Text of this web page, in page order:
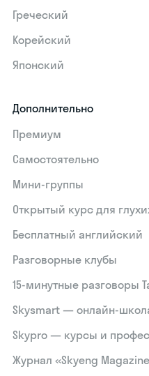
Греческий
Корейский
Японский
Дополнительно
Премиум
Самостоятельно
Мини-группы
Открытый курс для
Бесплатный английский
Разговорные клубы
15‑минутные разговоры
Skysmart — онлайн-
Skypro — курсы и
Журнал «Skyeng